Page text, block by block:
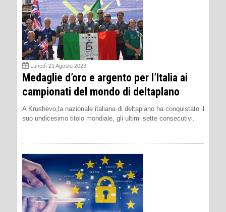
Lunedì 21 Agosto 2023
Medaglie d’oro e argento per l’Italia ai
campionati del mondo di deltaplano
A Krushevo,la nazionale italiana di deltaplano ha conquistato il
suo undicesimo titolo mondiale, gli ultimi sette consecutivi.